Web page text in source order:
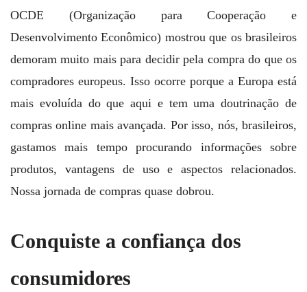
OCDE (Organização para Cooperação e
Desenvolvimento Econômico) mostrou que os brasileiros
demoram muito mais para decidir pela compra do que os
compradores europeus. Isso ocorre porque a Europa está
mais evoluída do que aqui e tem uma doutrinação de
compras online mais avançada. Por isso, nós, brasileiros,
gastamos mais tempo procurando informações sobre
produtos, vantagens de uso e aspectos relacionados.
Nossa jornada de compras quase dobrou.
Conquiste a confiança dos
consumidores